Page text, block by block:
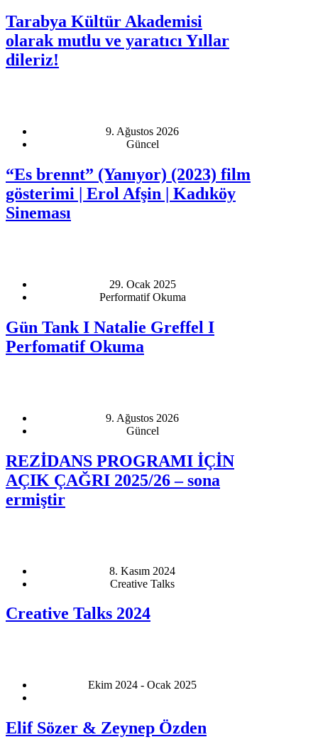
Tarabya Kültür Akademisi
olarak mutlu ve yaratıcı Yıllar
dileriz!
9. Ağustos 2026
Güncel
“Es brennt” (Yanıyor) (2023) film
gösterimi | Erol Afşin | Kadıköy
Sineması
29. Ocak 2025
Performatif Okuma
Gün Tank I Natalie Greffel I
Perfomatif Okuma
9. Ağustos 2026
Güncel
REZİDANS PROGRAMI İÇİN
AÇIK ÇAĞRI 2025/26 – sona
ermiştir
8. Kasım 2024
Creative Talks
Creative Talks 2024
Ekim 2024 - Ocak 2025
Elif Sözer & Zeynep Özden